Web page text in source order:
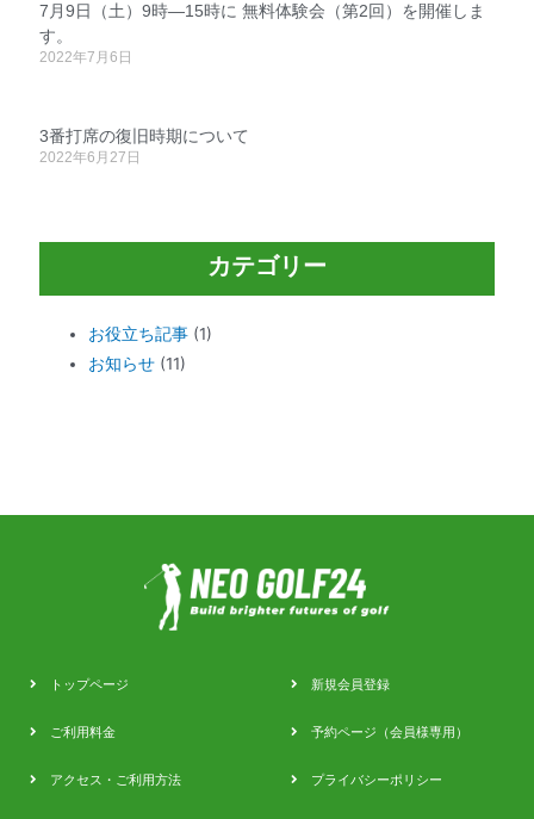
7月9日（土）9時―15時に 無料体験会（第2回）を開催しま
す。
2022年7月6日
3番打席の復旧時期について
2022年6月27日
カテゴリー
お役立ち記事 (1)
お知らせ (11)
トップページ
ご利用料金
アクセス・ご利用方法
新規会員登録
予約ページ（会員様専用）
プライバシーポリシー